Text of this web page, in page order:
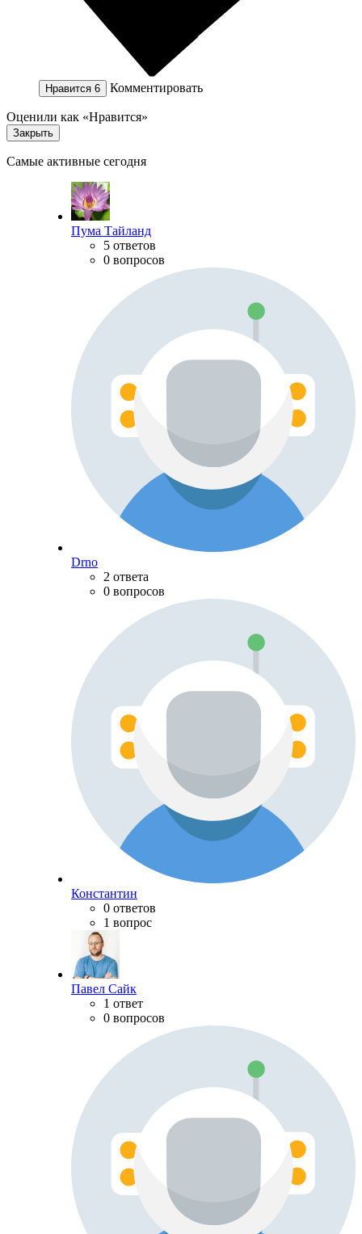
Нравится 6 Комментировать
Оценили как «Нравится»
Закрыть
Самые активные сегодня
Пума Тайланд
5 ответов
0 вопросов
Drno
2 ответа
0 вопросов
Константин
0 ответов
1 вопрос
Павел Сайк
1 ответ
0 вопросов